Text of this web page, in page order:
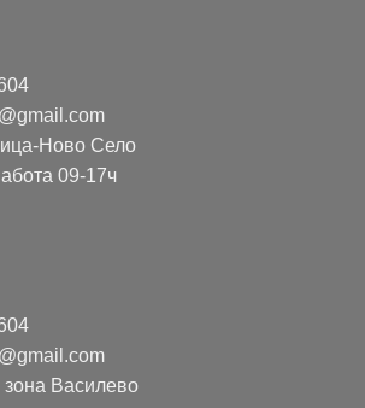
Ново Село
09-17ч
зона Василево